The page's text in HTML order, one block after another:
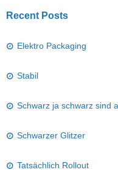
Recent Posts
Elektro Packaging
Stabil
Schwarz ja schwarz sind
Schwarzer Glitzer
Tatsächlich Rollout